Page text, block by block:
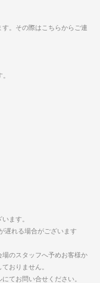
。その際はこちらからご連
ます。
遅れる場合がございます
のスタッフへ予めお客様か
おりません。
てお問い合せください。